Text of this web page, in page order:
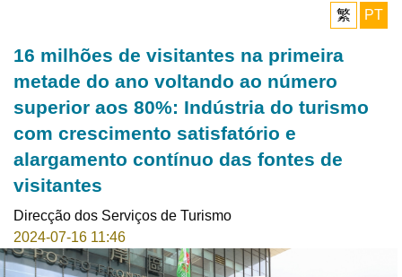
繁
PT
16 milhões de visitantes na primeira
metade do ano voltando ao número
superior aos 80%: Indústria do turismo
com crescimento satisfatório e
alargamento contínuo das fontes de
visitantes
Direcção dos Serviços de Turismo
2024-07-16 11:46